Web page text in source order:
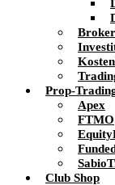
Prop-
Apex
FTMO
Club Shop